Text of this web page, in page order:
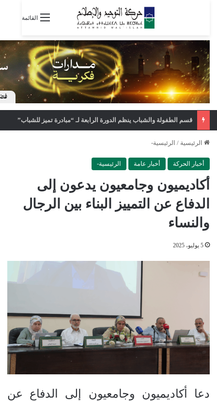
القائمة
قسم الطفولة والشباب ينظم الدورة الرابعة لـ “مبادرة تميز للشباب”
الرئيسية / الرئيسية-
أخبار الحركة أخبار عامة الرئيسية-
أكاديميون وجامعيون يدعون إلى
الدفاع عن التمييز البناء بين الرجال
والنساء
5 يوليو، 2025
دعا أكاديميون وجامعيون إلى الدفاع عن